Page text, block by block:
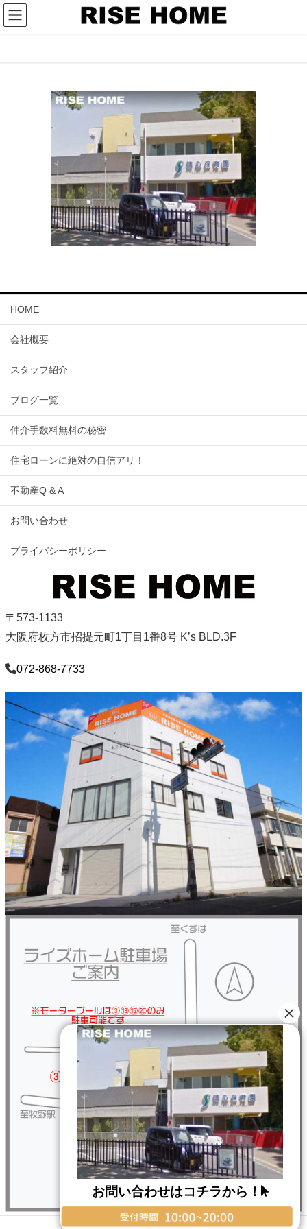
HOME
会社概要
スタッフ紹介
ブログ一覧
仲介手数料無料の秘密
住宅ローンに絶対の自信アリ！
不動産Q & A
お問い合わせ
プライバシーポリシー
〒573-1133
大阪府枚方市招提元町1丁目1番8号 K’s BLD.3F
072-868-7733
Copyright © RISE HOME All Rights Reserved.
お問い合わせはコチラから！